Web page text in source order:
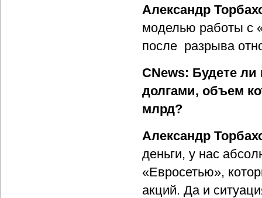
Александр
моделью работы с
после разрыва
CNews: Будете
долгами, объем
млрд?
Александр
деньги, у нас
«Евросетью»,
акций. Да и